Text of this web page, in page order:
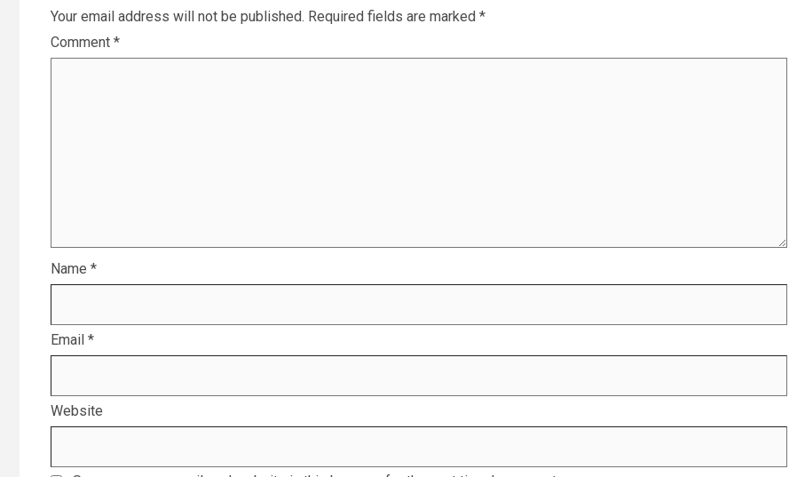
Your email address will not be published. Required fields are marked *
Comment *
Name *
Email *
Website